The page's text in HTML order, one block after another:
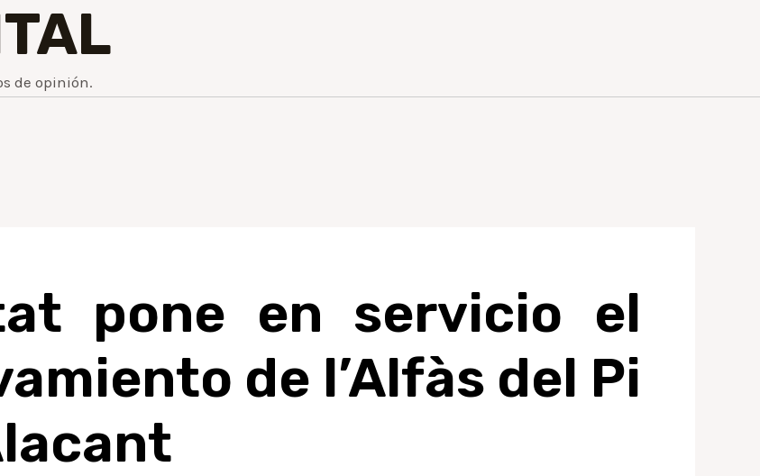
de opinión.
pone en servicio el
de l’Alfàs del Pi